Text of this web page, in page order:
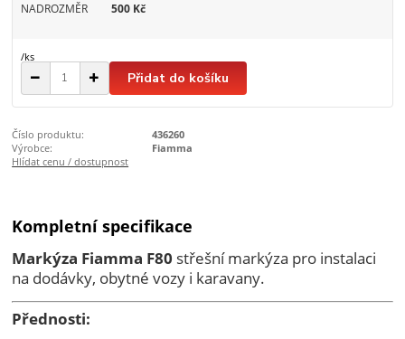
NADROZMĚR 500 Kč
/ks
Přidat do košíku
Číslo produktu:
436260
Výrobce:
Fiamma
Hlídat cenu / dostupnost
Kompletní specifikace
Markýza Fiamma F80 střešní markýza pro instalaci
na dodávky, obytné vozy i karavany.
Přednosti: